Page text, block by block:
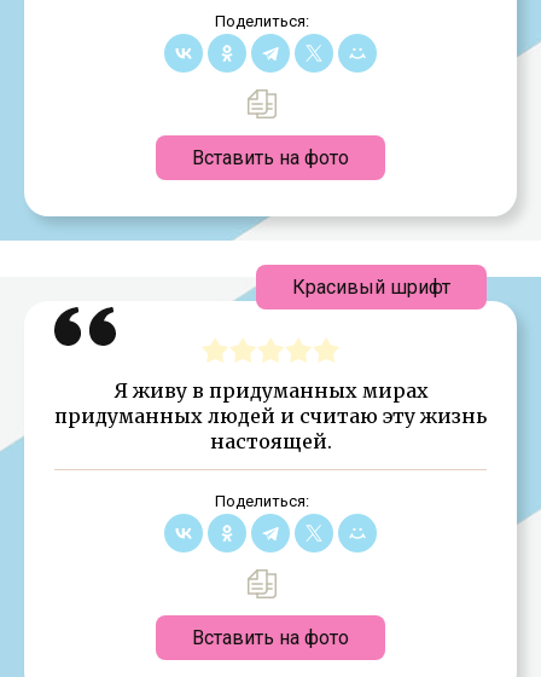
Поделиться:
Вставить на фото
Я живу в придуманных мирах
придуманных людей и считаю эту жизнь
настоящей.
Поделиться:
Вставить на фото
Красивый шрифт